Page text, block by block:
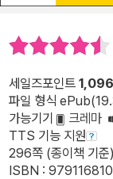
세일즈포인트 1,096
파일 형식
가능기기
크레마
TTS 기능 지원
296쪽 (종이책 기준
ISBN :